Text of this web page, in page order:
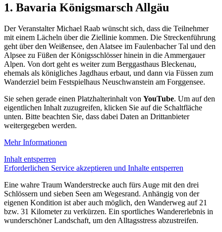
1. Bavaria Königsmarsch Allgäu
Der Veranstalter Michael Raab wünscht sich, dass die Teilnehmer
mit einem Lächeln über die Ziellinie kommen. Die Streckenführung
geht über den Weißensee, den Alatsee im Faulenbacher Tal und den
Alpsee zu Füßen der Königsschlösser hinein in die Ammergauer
Alpen. Von dort geht es weiter zum Berggasthaus Bleckenau,
ehemals als königliches Jagdhaus erbaut, und dann via Füssen zum
Wanderziel beim Festspielhaus Neuschwanstein am Forggensee.
Sie sehen gerade einen Platzhalterinhalt von YouTube. Um auf den
eigentlichen Inhalt zuzugreifen, klicken Sie auf die Schaltfläche
unten. Bitte beachten Sie, dass dabei Daten an Drittanbieter
weitergegeben werden.
Mehr Informationen
Inhalt entsperren
Erforderlichen Service akzeptieren und Inhalte entsperren
Eine wahre Traum Wanderstrecke auch fürs Auge mit den drei
Schlössern und sieben Seen am Wegesrand. Anhängig von der
eigenen Kondition ist aber auch möglich, den Wanderweg auf 21
bzw. 31 Kilometer zu verkürzen. Ein sportliches Wandererlebnis in
wunderschöner Landschaft, um den Alltagsstress abzustreifen.